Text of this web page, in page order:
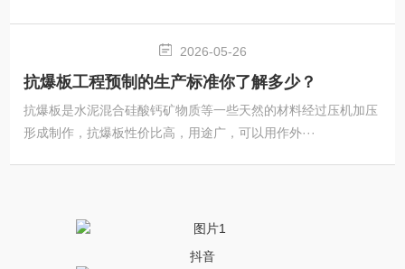
2026-05-26
抗爆板工程预制的生产标准你了解多少？
抗爆板是水泥混合硅酸钙矿物质等一些天然的材料经过压机加压
形成制作，抗爆板性价比高，用途广，可以用作外···
抖音